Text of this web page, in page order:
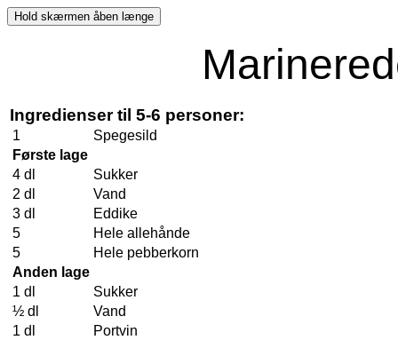
Ingredienser til 5-6 personer:
1
Spegesild
Første lage
4 dl
Sukker
2 dl
Vand
3 dl
Eddike
5
Hele allehånde
5
Hele pebberkorn
Anden lage
1 dl
Sukker
½ dl
Vand
1 dl
Portvin